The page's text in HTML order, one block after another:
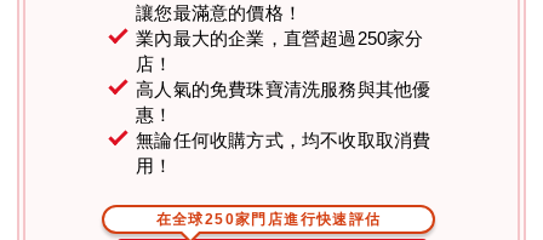
讓您最滿意的價格！
業內最大的企業，直營超過250家分
店！
高人氣的免費珠寶清洗服務與其他優
惠！
無論任何收購方式，均不收取取消費
用！
在全球250家門店進行快速評估